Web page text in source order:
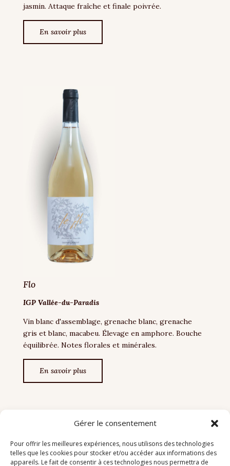
Gérer le consentement
Pour offrir les meilleures expériences, nous utilisons des technologies
telles que les cookies pour stocker et/ou accéder aux informations des
appareils. Le fait de consentir à ces technologies nous permettra de
jasmin. Attaque fraîche et finale poivrée.
En savoir plus
Flo
IGP Vallée-du-Paradis
Vin blanc d'assemblage, grenache blanc, grenache
gris et blanc, macabeu. Élevage en amphore. Bouche
équilibrée. Notes florales et minérales.
En savoir plus